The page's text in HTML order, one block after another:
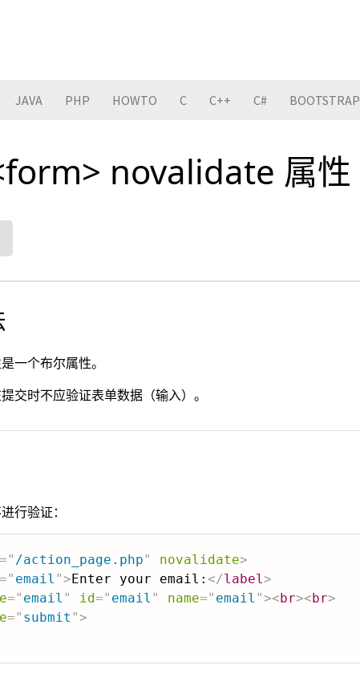
JAVA PHP HOWTO C C++ C# BOOTSTRAP
novalidate 属性
一个布尔属性。
交时不应验证表单数据（输入）。
行验证：
=" /action_page.php" novalidate>
=" email ">Enter your email: </label>
=" email " id=" email " name=" email "><br><br>
=" submit ">